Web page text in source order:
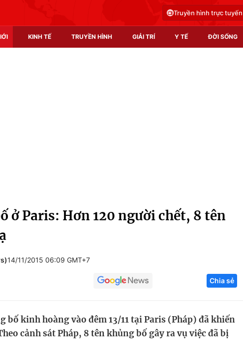
Truyền hình trực tuyến
KINH TẾ TRUYỀN HÌNH GIẢI TRÍ Y TẾ ĐỜI SỐNG
Infographic
sống
Tuyển sinh
Hitech Công
Thị trường
ở Paris: Hơn 120 người chết, 8 tên
14/11/2015 06:09 GMT+7
Chia sẻ
bố kinh hoàng vào đêm 13/11 tại Paris (Pháp) đã khiến
cảnh sát Pháp, 8 tên khủng bố gây ra vụ việc đã bị